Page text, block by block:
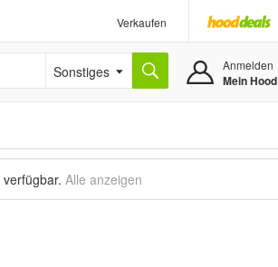
Verkaufen
Sonstiges Anmelden
Mein Hood
verfügbar. Alle anzeigen